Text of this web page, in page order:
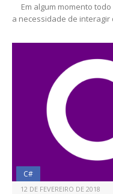
Em algum momento
a necessidade de interagir
C#
12 DE FEVEREIRO DE 2018